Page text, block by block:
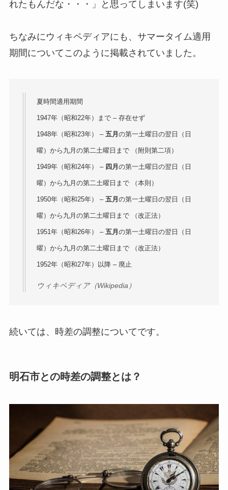
れたもんだな・・・」と思ってしまいます(笑)
ちなみにウィキペディアにも、サマータイム適用
期間についてこのように掲載されていました。
夏時間適用期間
1947年（昭和22年）まで – 存在せず
1948年（昭和23年） – 五月 の第一土曜日の翌日（日
曜）から九月の第二土曜日まで （附則第二項）
1949年（昭和24年） – 四月 の第一土曜日の翌日（日
曜）から九月の第二土曜日まで （本則）
1950年（昭和25年） – 五月 の第一土曜日の翌日（日
曜）から九月の第二土曜日まで （改正法）
1951年（昭和26年） – 五月 の第一土曜日の翌日（日
曜）から九月の第二土曜日まで （改正法）
1952年（昭和27年）以降 – 廃止
ウィキペディア（Wikipedia）
続いては、時差の調整についてです。
明石市との時差の調整とは？